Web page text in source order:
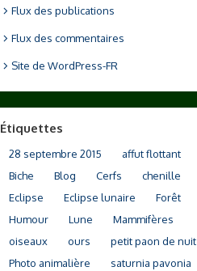
Flux des publications
Flux des commentaires
Site de WordPress-FR
Étiquettes
28 septembre 2015
affut flottant
Biche
Blog Cerfs
chenille
Eclipse
Eclipse lunaire
Forêt
Humour
Lune
Mammifères
oiseaux
ours
petit paon de nuit
Photo animalière
saturnia pavonia